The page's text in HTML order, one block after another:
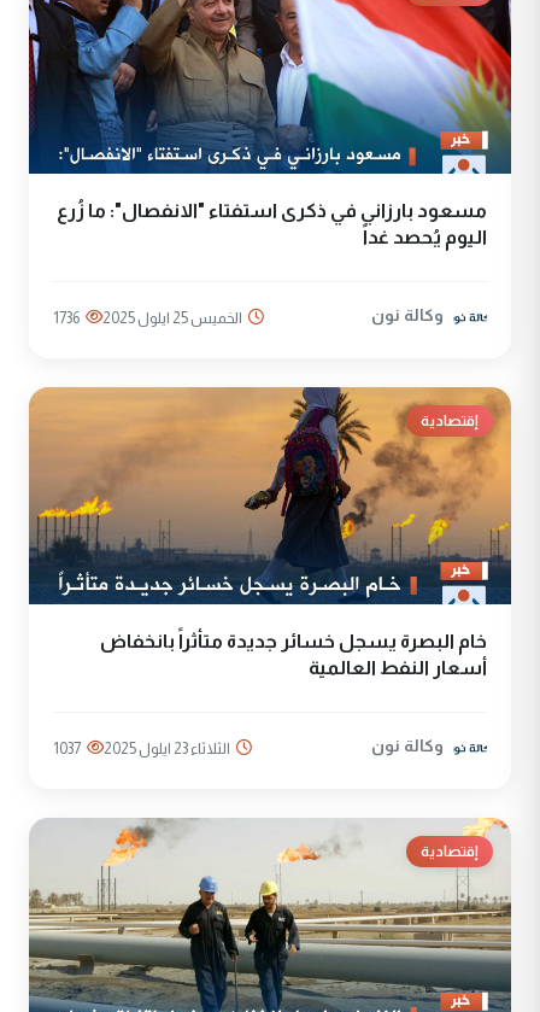
مسعود بارزاني في ذكرى استفتاء "الانفصال": ما زُرع
اليوم يُحصد غداً
وكالة نون الخميس 25 ايلول 2025 1736
إقتصادية
خام البصرة يسجل خسائر جديدة متأثراً بانخفاض
أسعار النفط العالمية
وكالة نون الثلاثاء 23 ايلول 2025 1037
إقتصادية